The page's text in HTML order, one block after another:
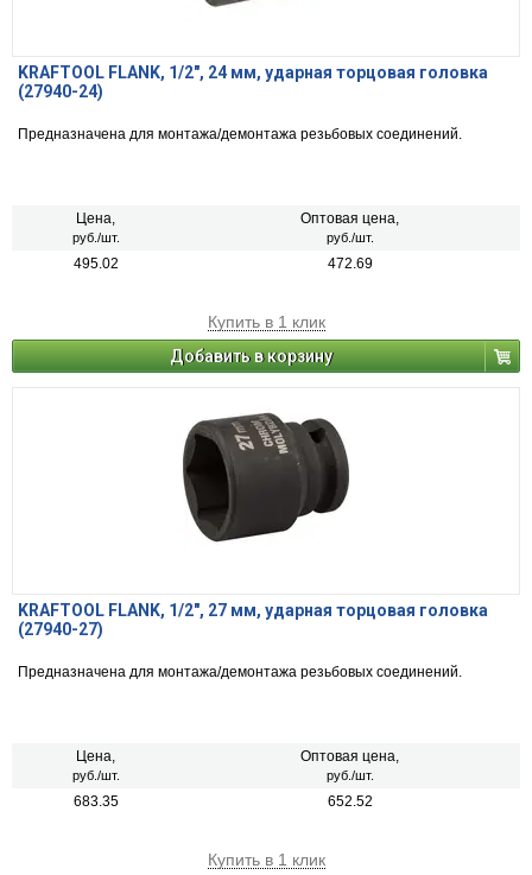
KRAFTOOL FLANK, 1/2″, 24 мм, ударная торцовая головка
(27940-24)
Предназначена для монтажа/демонтажа резьбовых соединений.
Цена,
руб./шт.
Оптовая цена,
руб./шт.
495.02 472.69
Купить в 1 клик
Добавить в корзину
KRAFTOOL FLANK, 1/2″, 27 мм, ударная торцовая головка
(27940-27)
Предназначена для монтажа/демонтажа резьбовых соединений.
Цена,
руб./шт.
Оптовая цена,
руб./шт.
683.35 652.52
Купить в 1 клик